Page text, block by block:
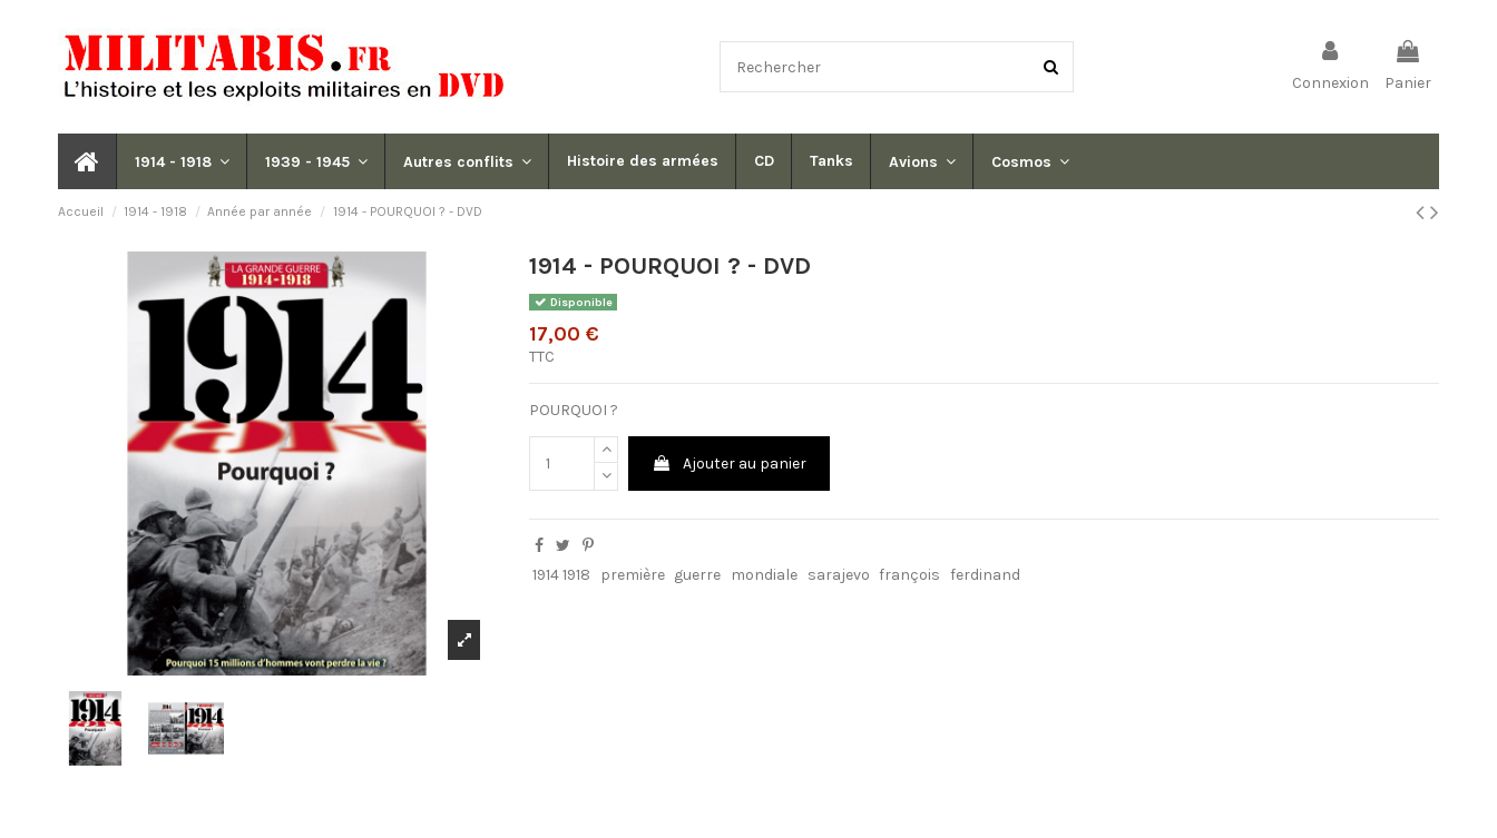
Connexion Panier
1914 - 1918 1939 - 1945 Autres conflits Histoire des armées CD Tanks Avions Cosmos
Accueil 1914 - 1918 Année par année 1914 - POURQUOI ? - DVD
1914 - POURQUOI ? - DVD
Disponible
17,00 €
TTC
POURQUOI ?
Ajouter au panier
1914 1918 première guerre mondiale sarajevo françois ferdinand